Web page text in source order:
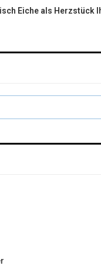
Eiche als Herzstück